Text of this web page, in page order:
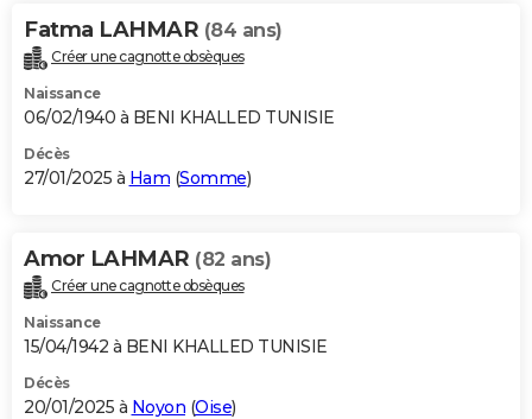
Fatma LAHMAR (84 ans)
Créer une cagnotte obsèques
Naissance
06/02/1940 à BENI KHALLED TUNISIE
Décès
27/01/2025 à Ham (Somme)
Amor LAHMAR (82 ans)
Créer une cagnotte obsèques
Naissance
15/04/1942 à BENI KHALLED TUNISIE
Décès
20/01/2025 à Noyon (Oise)